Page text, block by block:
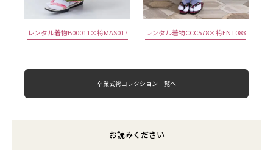
レンタル着物B00011×袴MAS017 レンタル着物CCC578×袴ENT083
卒業式袴コレクション一覧へ
お読みください